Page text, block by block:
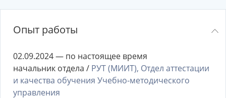
Опыт работы
02.09.2024 — по настоящее время
начальник отдела / РУТ (МИИТ), Отдел аттестации
и качества обучения Учебно-методического
управления